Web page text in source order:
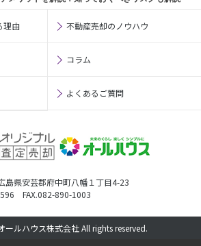
理由 不動産売却のノウハウ
コラム
よくあるご質問
県安芸郡府中町八幡１丁目4-23
FAX.082-890-1003
ールハウス株式会社 All rights reserved.